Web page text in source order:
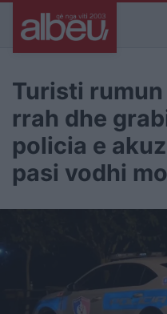
Turisti
rrah dhe
policia e
pasi vodhi